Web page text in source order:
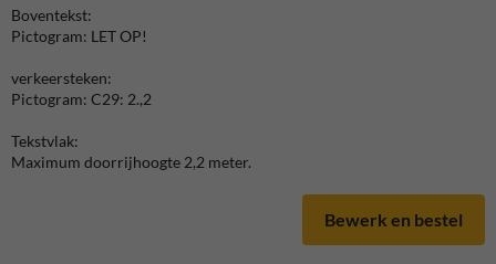
Boventekst:
Pictogram: LET OP!
verkeersteken:
Pictogram: C29: 2.,2
Tekstvlak:
Maximum doorrijhoogte 2,2 meter.
Bewerk en bestel